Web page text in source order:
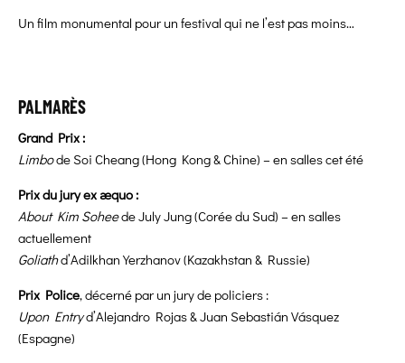
Un film monumental pour un festival qui ne l’est pas moins…
PALMARÈS
Grand Prix :
Limbode Soi Cheang (Hong Kong & Chine) – en salles cet été
Prix du jury ex æquo :
About Kim Soheede July Jung (Corée du Sud) – en salles
actuellement
Goliathd’Adilkhan Yerzhanov (Kazakhstan & Russie)
Prix Police, décerné par un jury de policiers :
Upon Entryd’Alejandro Rojas & Juan Sebastián Vásquez
(Espagne)